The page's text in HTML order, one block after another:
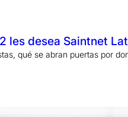
les desea Saintnet
qué se abran puertas por